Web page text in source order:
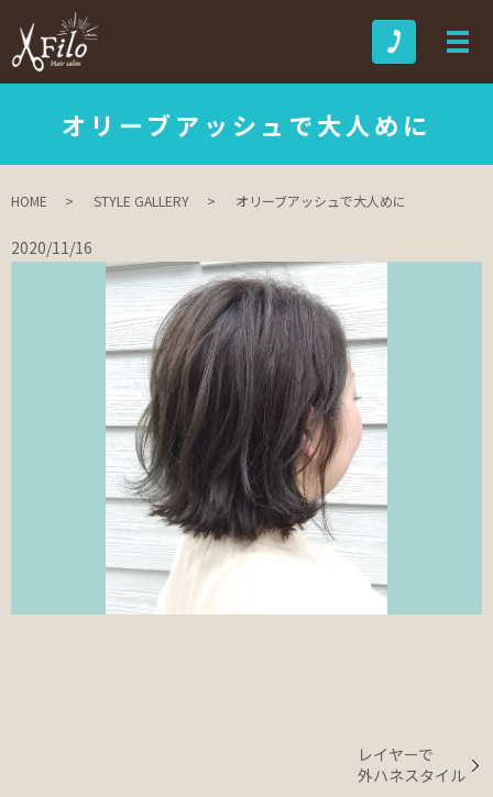
オリーブアッシュで大人めに
HOME STYLE GALLERY オリーブアッシュで大人めに
2020/11/16
レイヤーで
外ハネスタイル